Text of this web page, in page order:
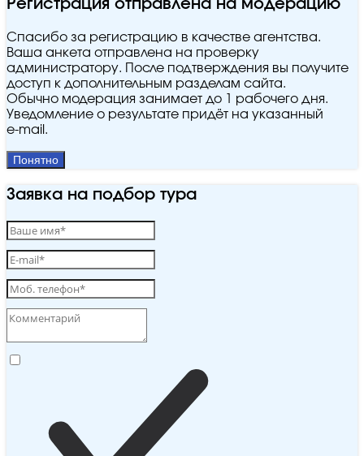
Регистрация отправлена на модерацию
Спасибо за регистрацию в качестве агентства.
Ваша анкета отправлена на проверку
администратору. После подтверждения вы получите
доступ к дополнительным разделам сайта.
Обычно модерация занимает до 1 рабочего дня.
Уведомление о результате придёт на указанный
e‑mail.
Понятно
Заявка на подбор тура